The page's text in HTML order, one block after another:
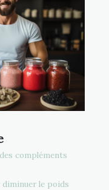
compléments
diminuer le poids